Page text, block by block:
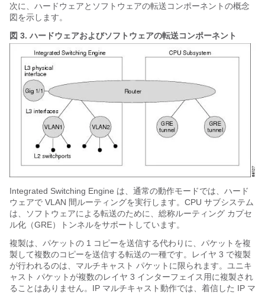
次に、ハードウェアとソフトウェアの転送コンポーネントの概念
図を示します。
図 3. ハードウェアおよびソフトウェアの転送コンポーネント
Integrated Switching Engine は、通常の動作モードでは、ハード
ウェアで VLAN 間ルーティングを実行します。CPU サブシステム
は、ソフトウェアによる転送のために、総称ルーティング カプセ
ル化（GRE）トンネルをサポートしています。
複製は、パケットの 1 コピーを送信する代わりに、パケットを複
製して複数のコピーを送信する転送の一種です。レイヤ 3 で複製
が行われるのは、マルチキャスト パケットに限られます。ユニキ
ャスト パケットが複数のレイヤ 3 インターフェイス用に複製され
ることはありません。IP マルチキャスト動作では、着信した IP マ